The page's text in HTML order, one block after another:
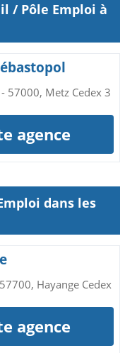
/ Pôle Emploi à
57000, Metz Cedex 3
agence
dans les
Hayange Cedex
agence